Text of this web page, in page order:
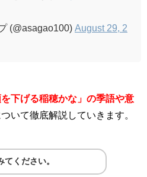
(@asagao100) August 29, 2
下げる稲穂かな」 の季語や意
いて徹底解説していきます。
てください。